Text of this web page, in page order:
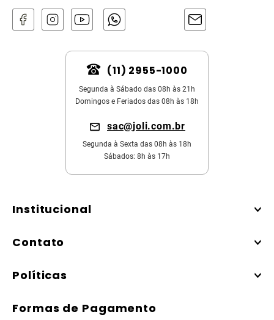
(11) 2955-1000
Segunda à Sábado das 08h às 21h
Domingos e Feriados das 08h às 18h
sac@joli.com.br
Segunda à Sexta das 08h às 18h
Sábados: 8h às 17h
Institucional
Contato
Políticas
Formas de Pagamento